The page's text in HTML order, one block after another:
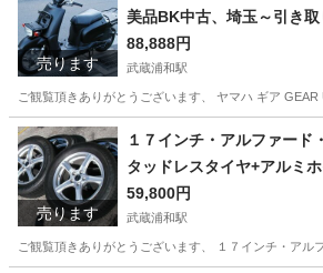
売ります
美品BK中古、埼玉～引き
手配の陸送可）
88,888円
武蔵浦和駅
ご観覧頂きありがとうございます、 ヤマハ ギア
埼玉 さいたま市 武蔵浦和駅
売ります
１７インチ・アルファード
タッドレスタイヤ+アルミ
ト225/60R17 中古セット（
59,800円
武蔵浦和駅
ご観覧頂きありがとうございます、 １７インチ・ア